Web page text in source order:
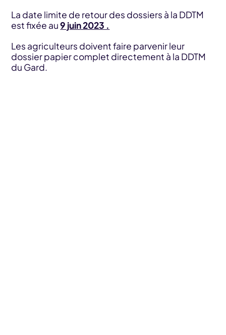
La date limite de retour des dossiers à la DDTM
est fixée au9 juin 2023 .
Les agriculteurs doivent faire parvenir leur
dossier papier complet directement à la DDTM
du Gard.